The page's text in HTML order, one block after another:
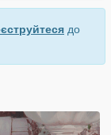
до